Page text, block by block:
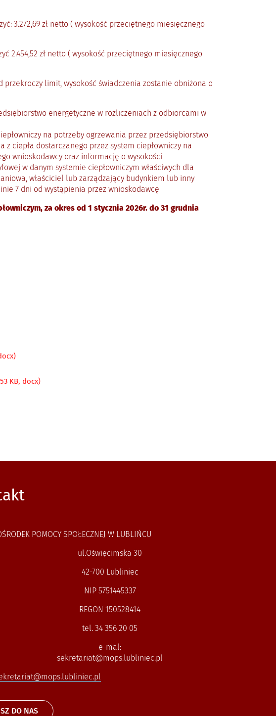
zł netto ( wysokość przeciętnego miesięcznego
zł netto ( wysokość przeciętnego miesięcznego
limit, wysokość świadczenia zostanie obniżona o
energetyczne w rozliczeniach z odbiorcami w
na potrzeby ogrzewania przez przedsiębiorstwo
ciepła dostarczanego przez system ciepłowniczy na
wnioskodawcy oraz informację o wysokości
w danym systemie ciepłowniczym właściwych dla
właściciel lub zarządzający budynkiem lub inny
7 dni od wystąpienia przez wnioskodawcę
za okres od 1 stycznia 2026r. do 31 grudnia
KB, docx)
POMOCY SPOŁECZNEJ W LUBLIŃCU
ul.Oświęcimska 30
42-700 Lubliniec
NIP 5751445337
REGON 150528414
tel. 34 356 20 05
e-mal:
sekretariat@mops.lubliniec.pl
DO NAS